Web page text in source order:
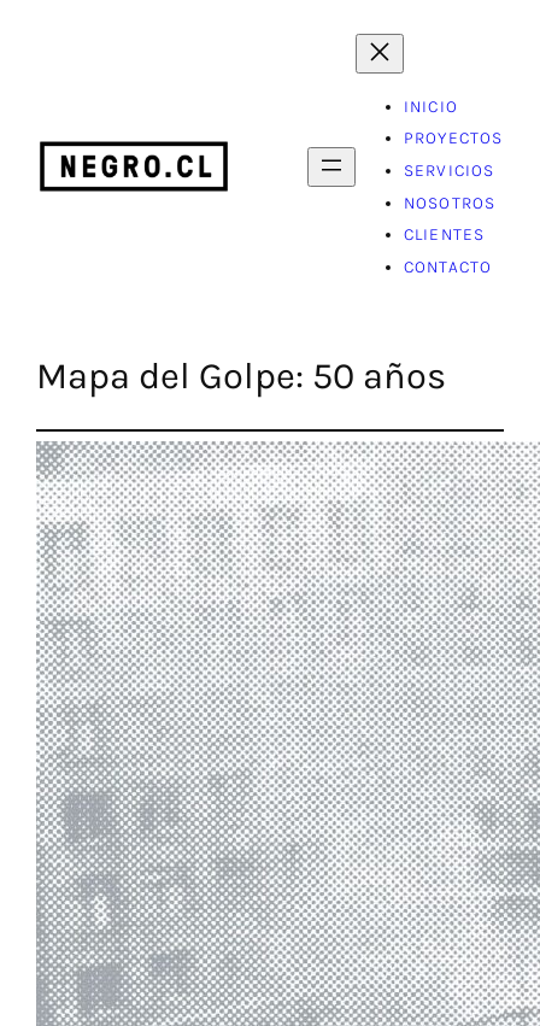
INICIO
PROYECTOS
SERVICIOS
NOSOTROS
CLIENTES
CONTACTO
Mapa del Golpe: 50 años